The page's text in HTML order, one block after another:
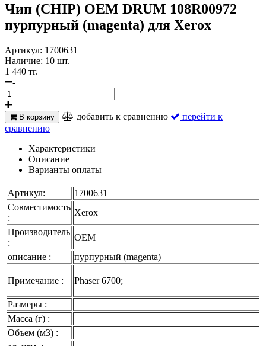
Чип (CHIP) OEM DRUM 108R00972
пурпурный (magenta) для Xerox
Артикул: 1700631
Наличие: 10 шт.
1 440 тг.
-
+
В корзину добавить к сравнению
перейти к
сравнению
Характеристики
Описание
Варианты оплаты
Артикул:
1700631
Совместимость
:
Xerox
Производитель
:
OEM
описание :
пурпурный (magenta)
Примечание : Phaser 6700;
Размеры :
Масса (г) :
Объем (м3) :